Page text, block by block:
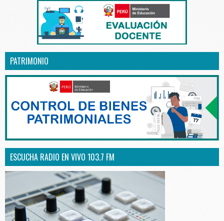
PATRIMONIO
ESCUCHA RADIO EN VIVO 103.7 FM